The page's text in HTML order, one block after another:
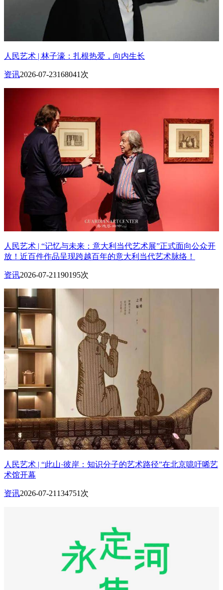
人民艺术 | 林子濠：扎根热爱，向内生长
资讯2026-07-23168041次
人民艺术 | “记忆与未来：意大利当代艺术展”正式面向公众开
放！近百件作品呈现跨越百年的意大利当代艺术脉络！
资讯2026-07-21 190195次
人民艺术 | “此山·彼岸：知识分子的艺术路径”在北京噫吁唏艺
术馆开幕
资讯2026-07-21 134751次